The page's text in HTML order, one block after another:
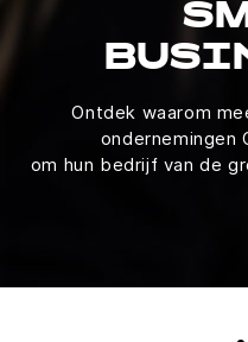
Ontdek waarom
ondernemingen
om hun bedrijf van de